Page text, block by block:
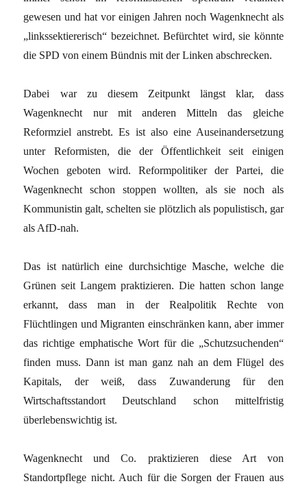
gewesen und hat vor einigen Jahren noch Wagenknecht als
„linkssektiererisch“ bezeichnet. Befürchtet wird, sie könnte
die SPD von einem Bündnis mit der Linken abschrecken.
Dabei war zu diesem Zeitpunkt längst klar, dass
Wagenknecht nur mit anderen Mitteln das gleiche
Reformziel anstrebt. Es ist also eine Auseinandersetzung
unter Reformisten, die der Öffentlichkeit seit einigen
Wochen geboten wird. Reformpolitiker der Partei, die
Wagenknecht schon stoppen wollten, als sie noch als
Kommunistin galt, schelten sie plötzlich als populistisch, gar
als AfD-nah.
Das ist natürlich eine durchsichtige Masche, welche die
Grünen seit Langem praktizieren. Die hatten schon lange
erkannt, dass man in der Realpolitik Rechte von
Flüchtlingen und Migranten einschränken kann, aber immer
das richtige emphatische Wort für die „Schutzsuchenden“
finden muss. Dann ist man ganz nah an dem Flügel des
Kapitals, der weiß, dass Zuwanderung für den
Wirtschaftsstandort Deutschland schon mittelfristig
überlebenswichtig ist.
Wagenknecht und Co. praktizieren diese Art von
Standortpflege nicht. Auch für die Sorgen der Frauen aus